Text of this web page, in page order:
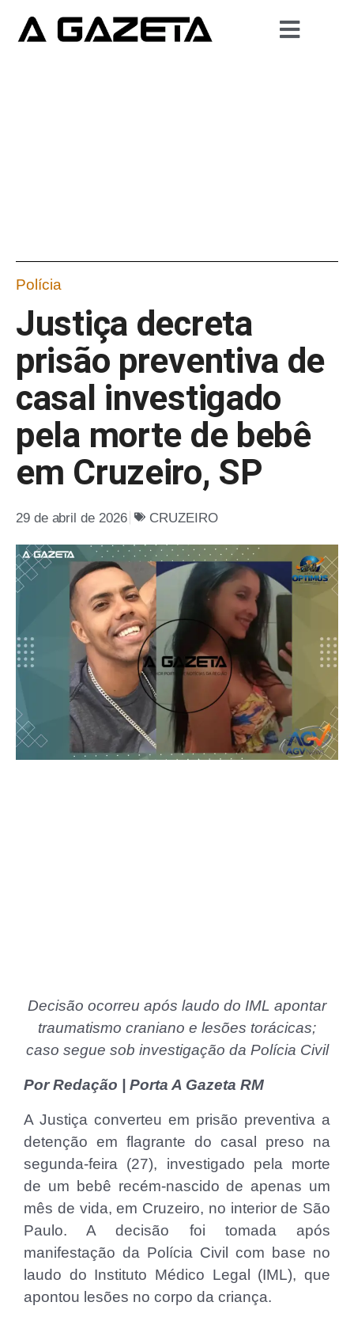
Polícia
Justiça decreta
prisão preventiva de
casal investigado
pela morte de bebê
em Cruzeiro, SP
29 de abril de 2026 CRUZEIRO
Decisão ocorreu após laudo do IML apontar
traumatismo craniano e lesões torácicas;
caso segue sob investigação da Polícia Civil
Por Redação | Porta A Gazeta RM
A Justiça converteu em prisão preventiva a
detenção em flagrante do casal preso na
segunda-feira (27), investigado pela morte
de um bebê recém-nascido de apenas um
mês de vida, em Cruzeiro, no interior de São
Paulo. A decisão foi tomada após
manifestação da Polícia Civil com base no
laudo do Instituto Médico Legal (IML), que
apontou lesões no corpo da criança.